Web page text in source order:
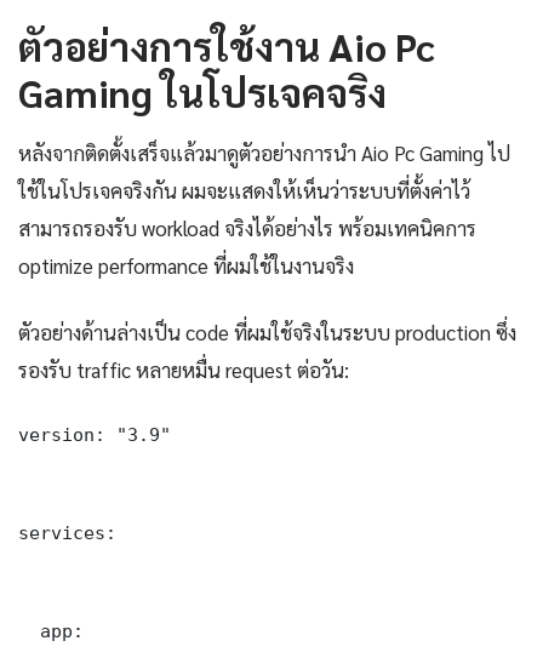
ตัวอย่างการใช้งาน Aio Pc
Gaming ในโปรเจคจริง
หลังจากติดตั้งเสร็จแล้วมาดูตัวอย่างการนำ Aio Pc Gaming ไป
ใช้ในโปรเจคจริงกัน ผมจะแสดงให้เห็นว่าระบบที่ตั้งค่าไว้
สามารถรองรับ workload จริงได้อย่างไร พร้อมเทคนิคการ
optimize performance ที่ผมใช้ในงานจริง
ตัวอย่างด้านล่างเป็น code ที่ผมใช้จริงในระบบ production ซึ่ง
รองรับ traffic หลายหมื่น request ต่อวัน:
version: "3.9"
services:
  app: